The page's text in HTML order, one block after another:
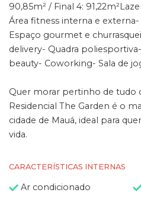
90,85m² / Final 4:
Área fitness interna e
Espaço gourmet e
delivery- Quadra
beauty- Coworking- Sala de
Quer morar pertinho de tudo
Residencial The Garden é o
cidade de Mauá, ideal para
vida.
CARACTERÍSTICAS INTERNAS
Ar condicionado